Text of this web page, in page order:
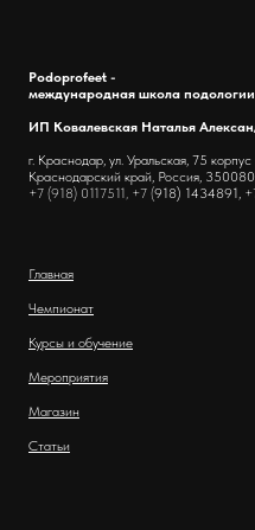
Podoprofeet -
международная школа подологии
ИП Ковалевская Наталья
г. Краснодар, ул. Уральская, 75
Краснодарский край, Россия, 350080
+7 (918) 0117511, +7 (918) 1434891,
Главная
Чемпионат
Курсы и обучение
Мероприятия
Магазин
Статьи